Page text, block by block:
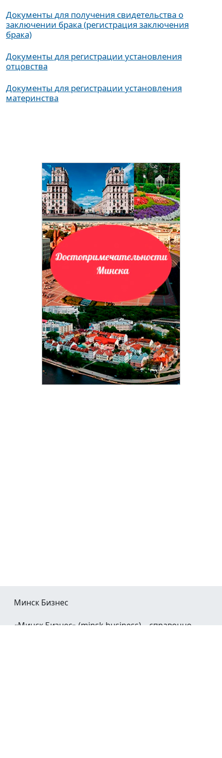
Документы для получения свидетельства о
заключении брака (регистрация заключения
брака)
Документы для регистрации установления
отцовства
Документы для регистрации установления
материнства
Минск Бизнес
«Минск Бизнес» (minsk.business) – справочно-